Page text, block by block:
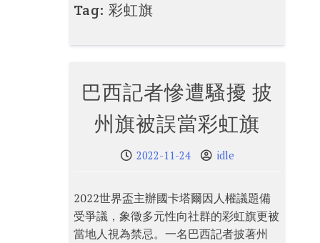
Tag:彩虹旗
巴西記者慘遭騷擾 披
州旗被誤當彩虹旗
2022-11-24 idle
2022世界盃主辦國卡塔爾因人權議題備
受爭議，象徵多元性向社群的彩虹旗更被
當地人視為禁忌。一名巴西記者披著州